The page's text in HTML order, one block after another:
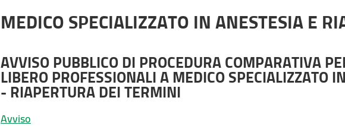
MEDICO SPECIALIZZATO IN ANESTESIA E
AVVISO PUBBLICO DI PROCEDURA COMPARATIVA
LIBERO PROFESSIONALI A MEDICO SPECIALIZZATO
- RIAPERTURA DEI TERMINI
Avviso